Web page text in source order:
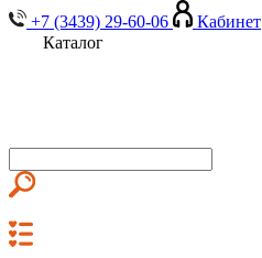
+7 (3439) 29-60-06
Кабинет
Каталог